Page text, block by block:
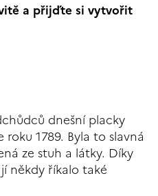
a přijďte si vytvořit
dnešní placky
1789. Byla to slavná
ze stuh a látky. Díky
někdy říkalo také